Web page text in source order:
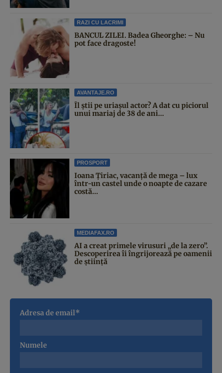
RAZI CU LACRIMI
BANCUL ZILEI. Badea Gheorghe: – Nu
pot face dragoste!
AVANTAJE.RO
Îl știi pe uriașul actor? A dat cu piciorul
unui mariaj de 38 de ani...
PROSPORT
Ioana Țiriac, vacanță de mega – lux
într-un castel unde o noapte de cazare
costă...
MEDIAFAX.RO
AI a creat primele virusuri „de la zero”.
Descoperirea îi îngrijorează pe oamenii
de știință
Adresa de email*
Numele